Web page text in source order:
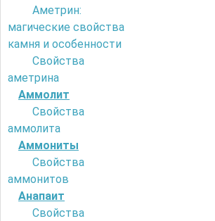
Аметрин:
магические свойства
камня и особенности
Свойства
аметрина
Аммолит
Свойства
аммолита
Аммониты
Свойства
аммонитов
Анапаит
Свойства